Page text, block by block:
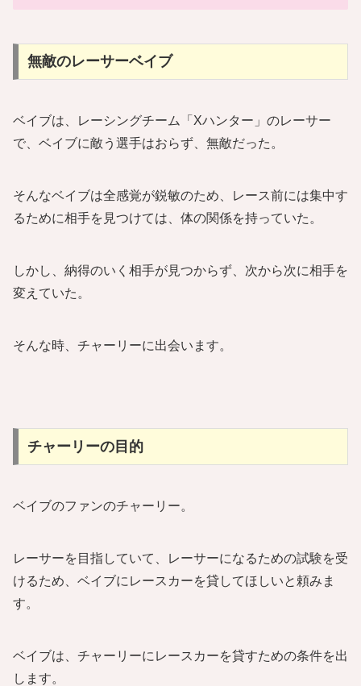
無敵のレーサーベイブ
ベイブは、レーシングチーム「Xハンター」のレーサー
で、ベイブに敵う選手はおらず、無敵だった。
そんなベイブは全感覚が鋭敏のため、レース前には集中す
るために相手を見つけては、体の関係を持っていた。
しかし、納得のいく相手が見つからず、次から次に相手を
変えていた。
そんな時、チャーリーに出会います。
チャーリーの目的
ベイブのファンのチャーリー。
レーサーを目指していて、レーサーになるための試験を受
けるため、ベイブにレースカーを貸してほしいと頼みま
す。
ベイブは、チャーリーにレースカーを貸すための条件を出
します。